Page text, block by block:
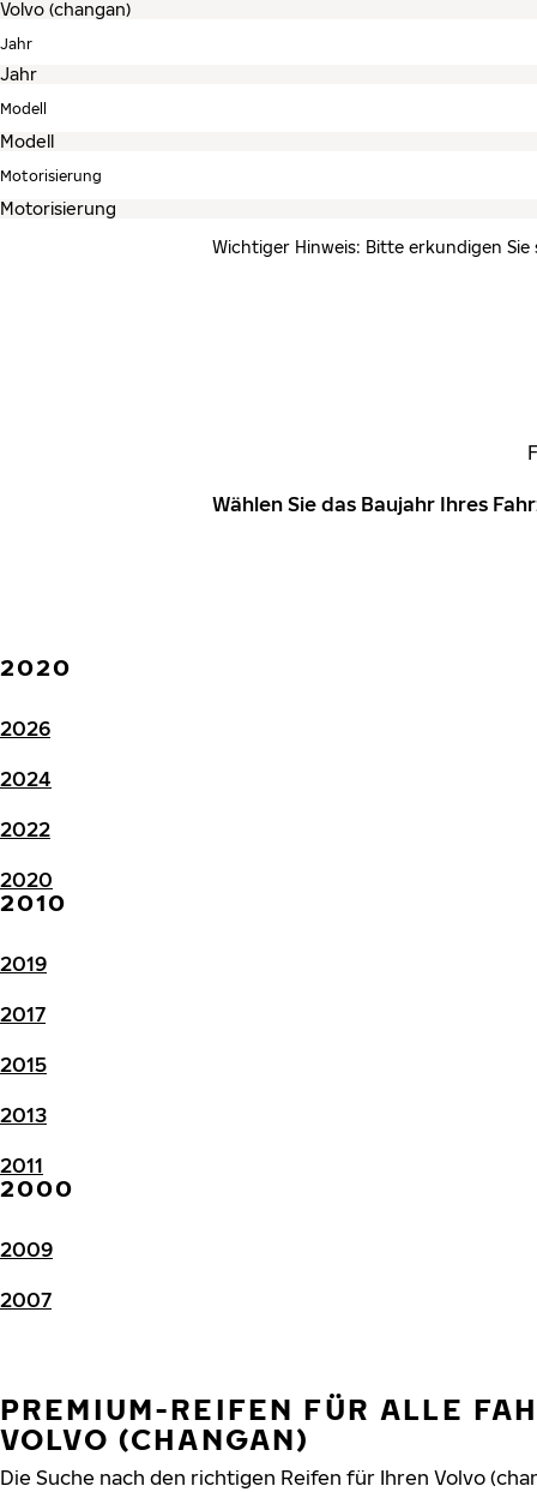
Jahr
Modell
Motorisierung
Wichtiger Hinweis: Bitte erkundigen
Wählen Sie das Baujahr Ihres
2020
2026
2024
2022
2020
2010
2019
2017
2015
2013
2011
2000
2009
2007
PREMIUM-REIFEN FÜR ALLE
VOLVO (CHANGAN)
Die Suche nach den richtigen Reifen für Ihren Volvo